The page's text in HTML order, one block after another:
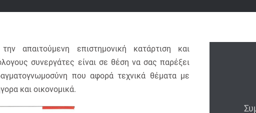
απαιτούμενη επιστημονική κατάρτιση και
συνεργάτες είναι σε θέση να σας παρέξει
που αφορά τεχνικά θέματα με
και οικονομικά.